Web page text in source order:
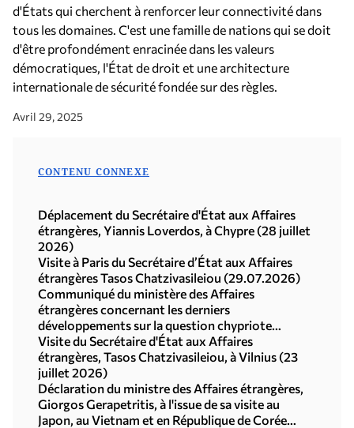
d'États qui cherchent à renforcer leur connectivité dans
tous les domaines. C'est une famille de nations qui se doit
d'être profondément enracinée dans les valeurs
démocratiques, l'État de droit et une architecture
internationale de sécurité fondée sur des règles.
Avril 29, 2025
CONTENU CONNEXE
Déplacement du Secrétaire d'État aux Affaires
étrangères, Yiannis Loverdos, à Chypre (28 juillet
2026)
Visite à Paris du Secrétaire d’État aux Affaires
étrangères Tasos Chatzivasileiou (29.07.2026)
Communiqué du ministère des Affaires
étrangères concernant les derniers
développements sur la question chypriote
(29.07.2026)
Visite du Secrétaire d'État aux Affaires
étrangères, Tasos Chatzivasileiou, à Vilnius (23
juillet 2026)
Déclaration du ministre des Affaires étrangères,
Giorgos Gerapetritis, à l'issue de sa visite au
Japon, au Vietnam et en République de Corée